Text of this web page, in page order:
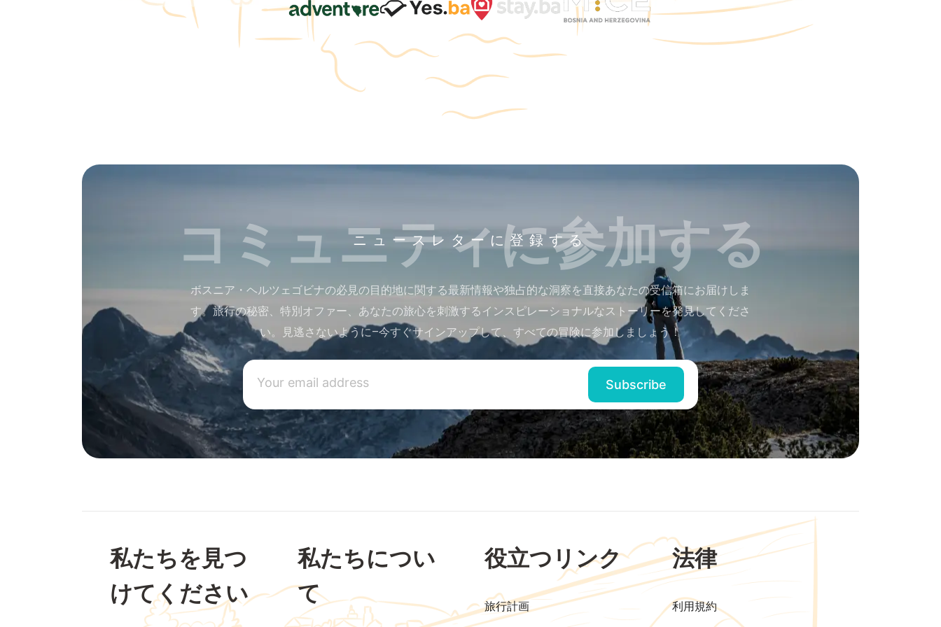
ニュースレターに登録する
コミュニティに参加する
ボスニア・ヘルツェゴビナの必見の目的地に関する最新情報や独占的な洞察を直接あなたの受信箱にお届けしま
す。旅行の秘密、特別オファー、あなたの旅心を刺激するインスピレーショナルなストーリーを発見してくださ
い。見逃さないように–今すぐサインアップして、すべての冒険に参加しましょう！
私たちを見つ
けてください
私たちについ
て
役立つリンク
旅行計画
法律
利用規約